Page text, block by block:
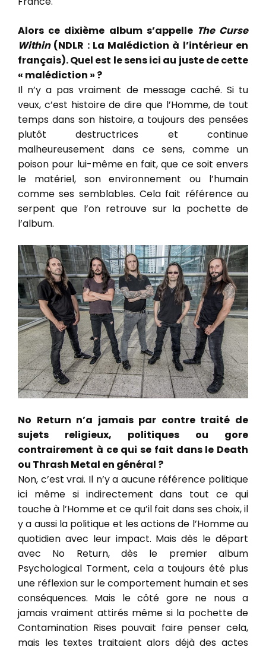
Alors ce dixième album s’appelle The Curse
Within(NDLR : La Malédiction à l’intérieur en
français). Quel est le sens ici au juste de cette
« malédiction » ?
Il n’y a pas vraiment de message caché. Si tu
veux, c’est histoire de dire que l’Homme, de tout
temps dans son histoire, a toujours des pensées
plutôt destructrices et continue
malheureusement dans ce sens, comme un
poison pour lui-même en fait, que ce soit envers
le matériel, son environnement ou l’humain
comme ses semblables. Cela fait référence au
serpent que l’on retrouve sur la pochette de
l’album.
No Return n’a jamais par contre traité de
sujets religieux, politiques ou gore
contrairement à ce qui se fait dans le Death
ou Thrash Metal en général ?
Non, c’est vrai. Il n’y a aucune référence politique
ici même si indirectement dans tout ce qui
touche à l’Homme et ce qu’il fait dans ses choix, il
y a aussi la politique et les actions de l’Homme au
quotidien avec leur impact. Mais dès le départ
avec No Return, dès le premier album
Psychological Torment, cela a toujours été plus
une réflexion sur le comportement humain et ses
conséquences. Mais le côté gore ne nous a
jamais vraiment attirés même si la pochette de
Contamination Rises pouvait faire penser cela,
mais les textes traitaient alors déjà des actes